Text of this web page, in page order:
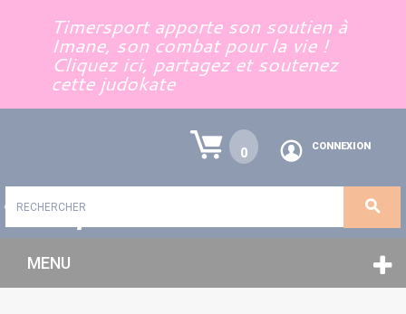
Timersport apporte son soutien à
Imane, son combat pour la vie !
Cliquez ici, partagez et soutenez
cette judokate
0 CONNEXION
MENU